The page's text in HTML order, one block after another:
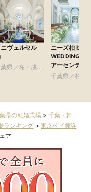
ニヴェルセル
県／柏・成
ニーズ柏 by
WEDDING(旧
アーセンティ
賓館 柏)
千葉県／柏・
県の結婚式場 > 千葉・舞
ランキング >東京ベイ舞浜
ア